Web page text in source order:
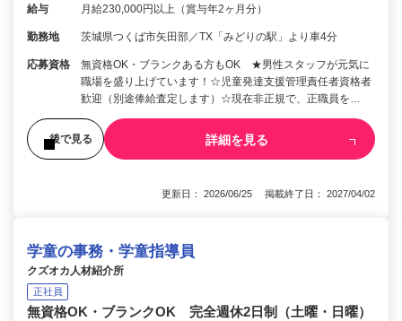
給与 月給230,000円以上（賞与年2ヶ月分）
勤務地 茨城県つくば市矢田部／TX「みどりの駅」より車4分
応募資格
無資格OK・ブランクある方もOK ★男性スタッフが元気に
職場を盛り上げています！☆児童発達支援管理責任者資格者
歓迎（別途俸給査定します）☆現在非正規で、正職員を…
後で見る 詳細を見る
更新日： 2026/06/25 掲載終了日： 2027/04/02
学童の事務・学童指導員
クズオカ人材紹介所
正社員
無資格OK・ブランクOK 完全週休2日制（土曜・日曜）